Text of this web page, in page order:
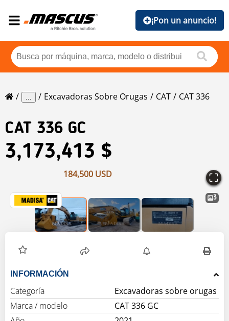
¡Pon un anuncio!
... Excavadoras Sobre Orugas CAT CAT 336
CAT 336 GC
3,173,413 $
184,500 USD
3
INFORMACIÓN
Categoría
Excavadoras sobre orugas
Marca / modelo
CAT 336 GC